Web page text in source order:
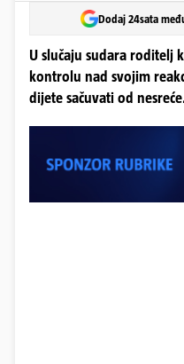
Dodaj 24sata
U slučaju sudara roditelj
kontrolu nad svojim
dijete sačuvati od